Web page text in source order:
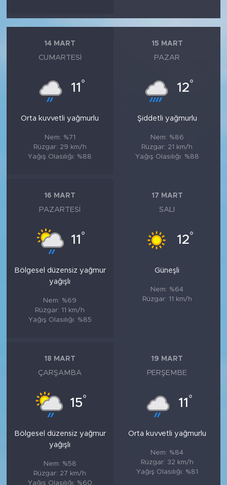
14 MART
CUMARTESI
11 °
Orta kuvvetli yağmurlu
Nem: %71
Rüzgar: 29 km/h
Yağış Olasılığı: %88
15 MART
PAZAR
12°
Şiddetli yağmurlu
Nem: %86
Rüzgar: 21 km/h
Yağış Olasılığı: %88
16 MART
PAZARTESI
11 °
Bölgesel düzensiz yağmur
yağışlı
Nem: %69
Rüzgar: 11 km/h
Yağış Olasılığı: %85
17 MART
SALI
12°
Güneşli
Nem: %64
Rüzgar: 11 km/h
18 MART
ÇARŞAMBA
15°
Bölgesel düzensiz yağmur
yağışlı
Nem: %58
Rüzgar: 27 km/h
Yağış Olasılığı: %60
19 MART
PERŞEMBE
11 °
Orta kuvvetli yağmurlu
Nem: %84
Rüzgar: 32 km/h
Yağış Olasılığı: %81